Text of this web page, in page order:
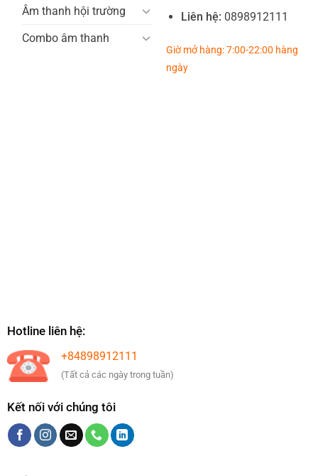
Âm thanh hội trường
Combo âm thanh
Liên hệ: 0898912111
Giờ mở hàng: 7:00-22:00 hàng
ngày
Hotline liên hệ:
+84898912111
(Tất cả các ngày trong tuần)
Kết nối với chúng tôi